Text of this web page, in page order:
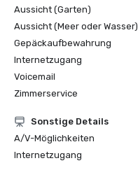
Aussicht (Garten)
Aussicht (Meer oder Wasser)
Gepäckaufbewahrung
Internetzugang
Voicemail
Zimmerservice
Sonstige Details
A/V-Möglichkeiten
Internetzugang